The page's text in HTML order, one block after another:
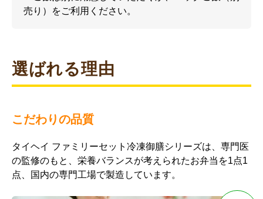
売り）をご利用ください。
選ばれる理由
こだわりの品質
タイヘイ ファミリーセット冷凍御膳シリーズは、専門医
の監修のもと、栄養バランスが考えられたお弁当を1点1
点、国内の専門工場で製造しています。